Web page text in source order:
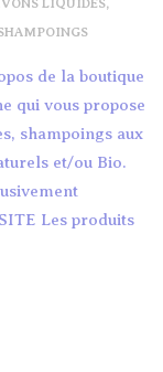
LIQUIDES,
de la boutique
qui vous propose
shampoings aux
et/ou Bio.
Les produits